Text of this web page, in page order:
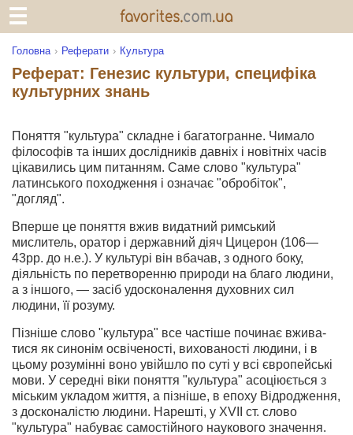
Головна Реферати Культура
Реферат: Генезис культури, специфіка
культурних знань
Поняття "культура" складне і багатогранне. Чима­ло
філософів та інших дослідників давніх і новітніх часів
цікавились цим питанням. Саме слово "культура"
латин­ського походження і означає "обробіток",
"догляд".
Вперше це поняття вжив видатний римський
мислитель, оратор і державний діяч Цицерон (106—
43рр. до н.е.). У культурі він вбачав, з одного боку,
діяльність по перетво­ренню природи на благо людини,
а з іншого, — засіб удос­коналення духовних сил
людини, її розуму.
Пізніше слово "культура" все частіше починає вжива­
тися як синонім освіченості, вихованості людини, і в
цьо­му розумінні воно увійшло по суті у всі європейські
мови. У середні віки поняття "культура" асоціюється з
міським укладом життя, а пізніше, в епоху Відродження,
з доско­налістю людини. Нарешті, у XVII ст. слово
"культура" на­буває самостійного наукового значення.